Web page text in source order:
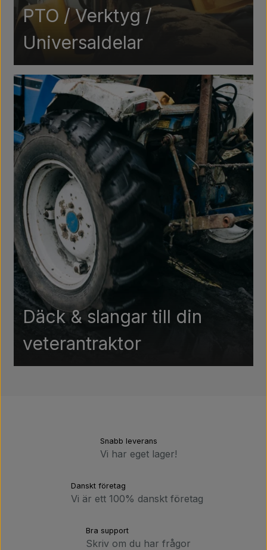
PTO / Verktyg /
Universaldelar
Däck & slangar till din
veterantraktor
Snabb leverans
Vi har eget lager!
Danskt företag
Vi är ett 100% danskt företag
Bra support
Skriv om du har frågor